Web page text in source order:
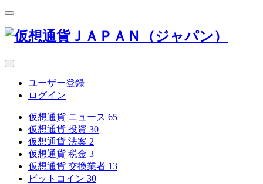
ユーザー登録
ログイン
仮想通貨 ニュース 65
仮想通貨 投資 30
仮想通貨 法案 2
仮想通貨 税金 3
仮想通貨 交換業者 13
ビットコイン 30